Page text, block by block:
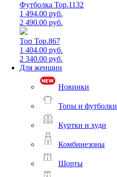
Футболка Top.1132
1 494.00 руб.
2 490.00 руб.
Топ Top.867
1 404.00 руб.
2 340.00 руб.
Для женщин
Новинки
Топы и футболки
Куртки и худи
Комбинезоны
Шорты